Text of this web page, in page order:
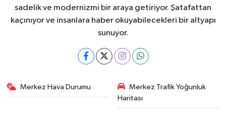
sadelik ve modernizmi bir araya getiriyor. Şatafattan
kaçınıyor ve insanlara haber okuyabilecekleri bir altyapı
sunuyor.
Merkez Hava Durumu
Merkez Trafik Yoğunluk
Haritası